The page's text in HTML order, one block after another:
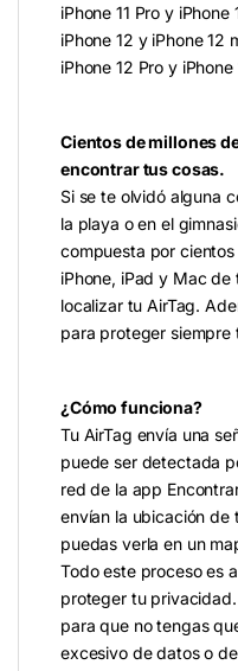
iPhone 11 Pro y iPhone
iPhone 12 y iPhone 12
iPhone 12 Pro y
Cientos de millones
encontrar tus cosas.
Si se te olvidó alguna
la playa o en el
compuesta por
iPhone, iPad y Mac
localizar tu AirTag.
para proteger siempre
¿Cómo funciona?
Tu AirTag envía una
puede ser detectada
red de la app
envían la ubicación de
puedas verla en un
Todo este proceso es
proteger tu
para que no tengas
excesivo de datos o